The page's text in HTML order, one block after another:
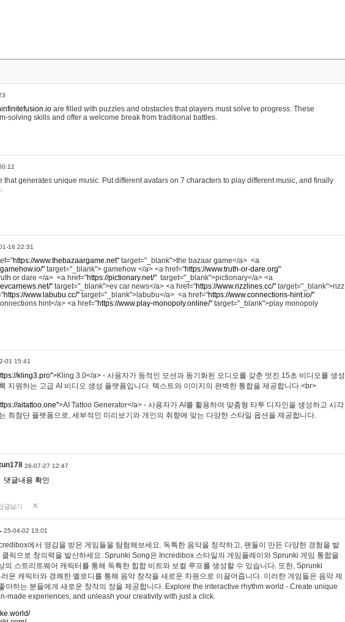
are filled with puzzles and obstacles that players must solve to progress. These
solving skills and offer a welcome break from traditional battles.
that generates unique music. Put different avatars on 7 characters to play different music, and finally
16 22:31
https://www.thebazaargame.net" target="_blank">the bazaar game</a> <a
" target="_blank"> gamehow </a> <a href="https://www.truth-or-dare.org"
or dare </a> <a href="https://pictionary.net/" target="_blank">pictionary</a> <a
" target="_blank">ev car news</a> <a href="https://www.rizzlines.cc/" target="_blank">rizz
https://www.labubu.cc/" target="_blank">labubu</a> <a href="https://www.connections-hint.io/"
hint</a> <a href="https://www.play-monopoly.online/" target="_blank">play monopoly
01 15:41
kling3.pro">Kling 3.0</a> - 사용자가 동적인 모션과 동기화된 오디오를 갖춘 멋진 15초 비디오를 생성
지원하는 고급 AI 비디오 생성 플랫폼입니다. 텍스트와 이미지의 완벽한 통합을 제공합니다.<br>
aitattoo.one">AI Tattoo Generator</a> - 사용자가 AI를 활용하여 맞춤형 타투 디자인을 생성하고 시각
최첨단 플랫폼으로, 세부적인 미리보기와 개인의 취향에 맞는 다양한 스타일 옵션을 제공합니다.
26-07-27 12:47
댓글내용 확인
글달기
25-04-02 13:01
에서 영감을 받은 게임들을 탐험해보세요. 독특한 음악을 창작하고, 팬들이 만든 다양한 경험을 발
클릭으로 창의력을 발산하세요. Sprunki Song은 Incredibox 스타일의 게임플레이와 Sprunki 게임 통합을
의 스트리트웨어 캐릭터를 통해 독특한 힙합 비트와 보컬 루프를 생성할 수 있습니다. 또한, Sprunki
운 캐릭터와 경쾌한 멜로디를 통해 음악 창작을 새로운 차원으로 이끌어줍니다. 이러한 게임들은 음악 제
아하는 분들에게 새로운 창작의 장을 제공합니다. Explore the interactive rhythm world - Create unique
made experiences, and unleash your creativity with just a click.